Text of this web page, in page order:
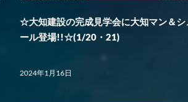
☆大知建設の完成見学会に大知マン＆シ
ール登場!!☆(1/20・21)
2024年1月16日